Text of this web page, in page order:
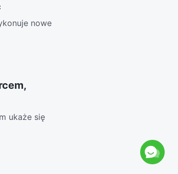
nowe
ukaże się